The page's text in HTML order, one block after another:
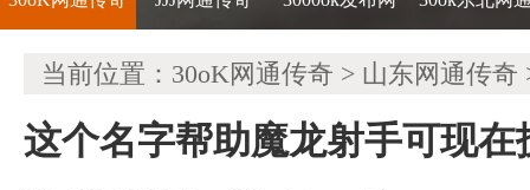
当前位置： 30oK网通传奇 > 山东网通传奇
这个名字帮助魔龙射手可现在